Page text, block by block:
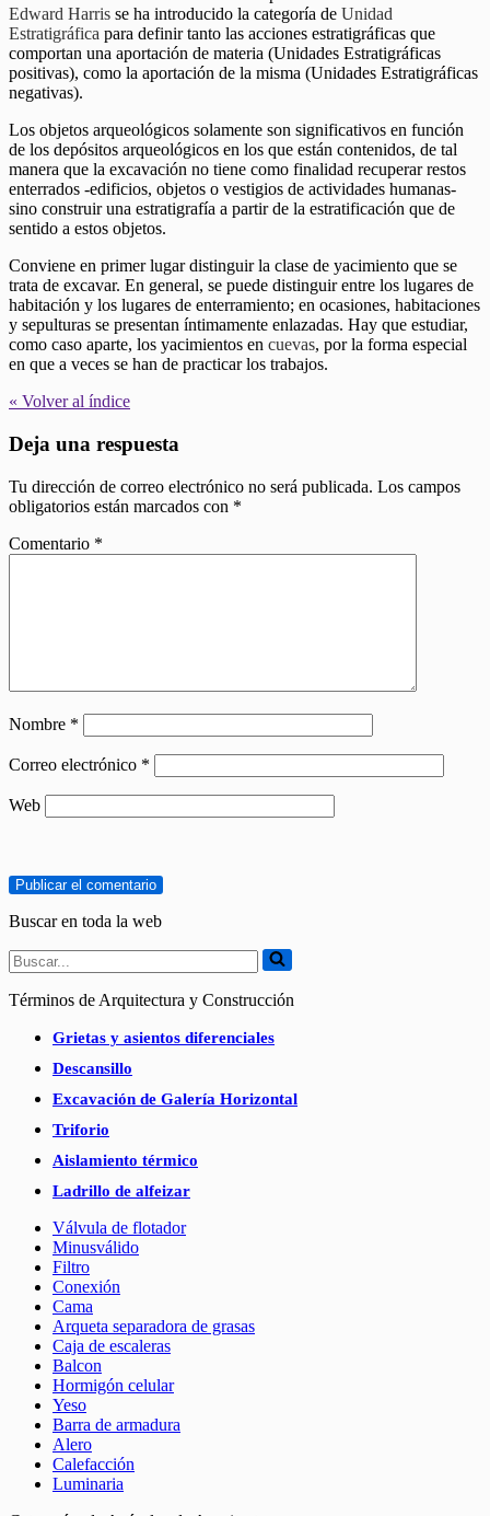
Edward Harris se ha introducido la categoría de Unidad
Estratigráfica para definir tanto las acciones estratigráficas que
comportan una aportación de materia (Unidades Estratigráficas
positivas), como la aportación de la misma (Unidades Estratigráficas
negativas).
Los objetos arqueológicos solamente son significativos en función
de los depósitos arqueológicos en los que están contenidos, de tal
manera que la excavación no tiene como finalidad recuperar restos
enterrados -edificios, objetos o vestigios de actividades humanas-
sino construir una estratigrafía a partir de la estratificación que de
sentido a estos objetos.
Conviene en primer lugar distinguir la clase de yacimiento que se
trata de excavar. En general, se puede distinguir entre los lugares de
habitación y los lugares de enterramiento; en ocasiones, habitaciones
y sepulturas se presentan íntimamente enlazadas. Hay que estudiar,
como caso aparte, los yacimientos en cuevas, por la forma especial
en que a veces se han de practicar los trabajos.
« Volver al índice
Deja una respuesta
Tu dirección de correo electrónico no será publicada. Los campos
obligatorios están marcados con *
Comentario *
Nombre *
Correo electrónico *
Web
Buscar en toda la web
Buscar...
Términos de Arquitectura y Construcción
Grietas y asientos diferenciales
Descansillo
Excavación de Galería Horizontal
Triforio
Aislamiento térmico
Ladrillo de alfeizar
Válvula de flotador
Minusválido
Filtro
Conexión
Cama
Arqueta separadora de grasas
Caja de escaleras
Balcon
Hormigón celular
Yeso
Barra de armadura
Alero
Calefacción
Luminaria